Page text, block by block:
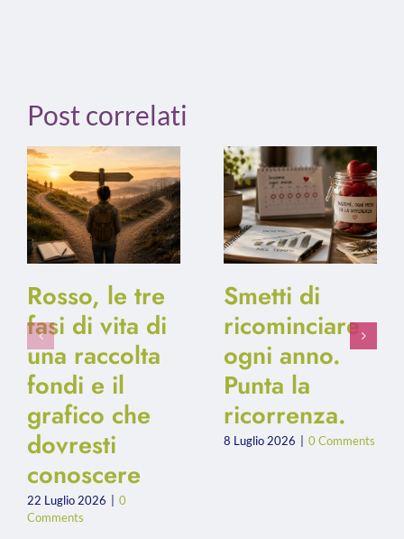
Post correlati
Rosso, le tre
fasi di vita di
una raccolta
fondi e il
grafico che
dovresti
conoscere
22 Luglio 2026
0
Comments
Smetti di
ricominciare
ogni anno.
Punta la
ricorrenza.
8 Luglio 2026 0 Comments